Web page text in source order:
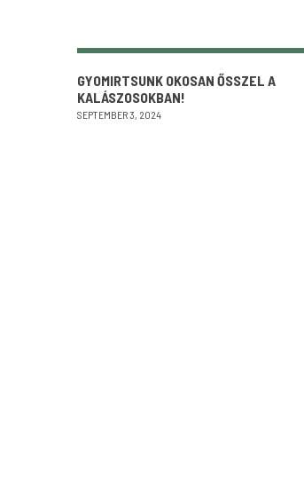
GYOMIRTSUNK OKOSAN ŐSSZEL A
KALÁSZOSOKBAN!
SEPTEMBER 3, 2024